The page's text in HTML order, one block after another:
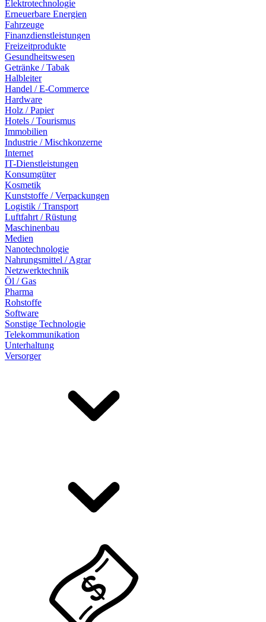
Elektrotechnologie
Erneuerbare Energien
Fahrzeuge
Finanzdienstleistungen
Freizeitprodukte
Gesundheitswesen
Getränke / Tabak
Halbleiter
Handel / E-Commerce
Hardware
Holz / Papier
Hotels / Tourismus
Immobilien
Industrie / Mischkonzerne
Internet
IT-Dienstleistungen
Konsumgüter
Kosmetik
Kunststoffe / Verpackungen
Logistik / Transport
Luftfahrt / Rüstung
Maschinenbau
Medien
Nanotechnologie
Nahrungsmittel / Agrar
Netzwerktechnik
Öl / Gas
Pharma
Rohstoffe
Software
Sonstige Technologie
Telekommunikation
Unterhaltung
Versorger